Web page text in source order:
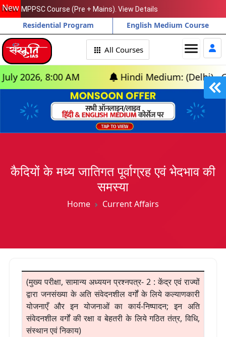
New MPPSC Course (Pre + Mains). View Details
Residential Program English Medium Course
menu
All Courses
8:00 AM Hindi Medium: (Delhi) - GS
कैदियों के मध्य जातिगत पूर्वाग्रह एवं भेदभाव की
समस्या
Home Current Affairs
(मुख्य परीक्षा, सामान्य अध्ययन प्रश्नपत्र- 2 : केंद्र एवं राज्यों
द्वारा जनसंख्या के अति संवेदनशील वर्गों के लिये कल्याणकारी
योजनाएँ और इन योजनाओं का कार्य-निष्पादन; इन अति
संवेदनशील वर्गों की रक्षा व बेहतरी के लिये गठित तंत्र, विधि,
संस्थान एवं निकाय)